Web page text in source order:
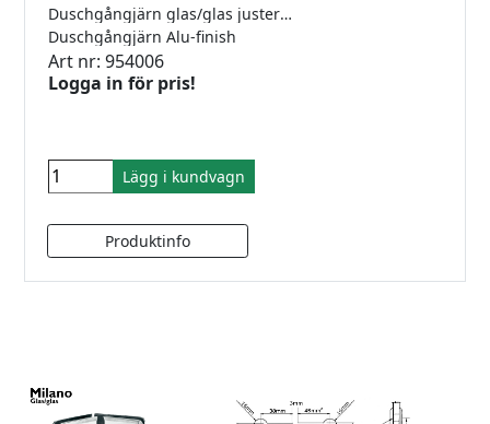
Duschgångjärn glas/glas justerbara med rundad och fasad kant. Mässing gångjärn till 6-12mm´s glas. Självstängande. Justerbar vinkel. Max 40kg/par.
Duschgångjärn Alu-finish
Art nr: 954006
Logga in för pris!
Lägg i kundvagn